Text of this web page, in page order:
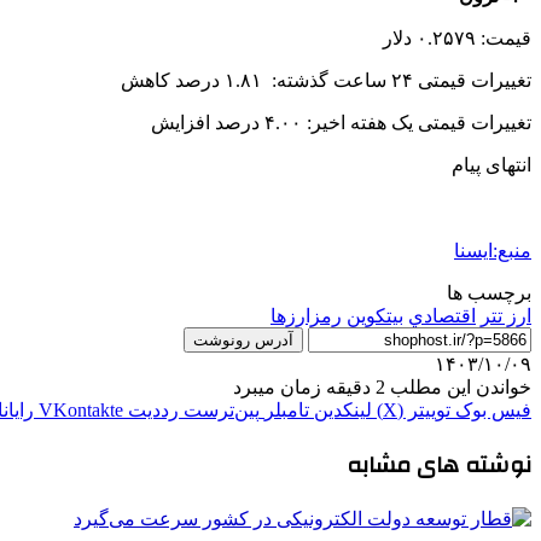
قیمت: ۰.۲۵۷۹ دلار
تغییرات قیمتی ۲۴ ساعت گذشته: ۱.۸۱ درصد کاهش
تغییرات قیمتی یک هفته اخیر: ۴.۰۰ درصد افزایش
انتهای پیام
منبع:ایسنا
برچسب ها
ارز تتر
اقتصادي بیتکوین رمزارزها
آدرس رونوشت
۱۴۰۳/۱۰/۰۹
خواندن این مطلب 2 دقیقه زمان میبرد
فیس بوک توییتر (X) لینکدین ‫تامبلر ‫پین‌ترست ‫رددیت ‫VKontakte
نوشته های مشابه